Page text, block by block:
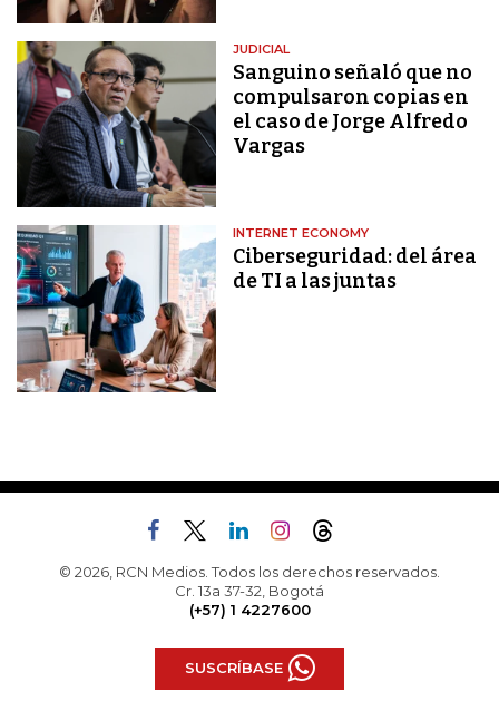
JUDICIAL
Sanguino señaló que no
compulsaron copias en
el caso de Jorge Alfredo
Vargas
INTERNET ECONOMY
Ciberseguridad: del área
de TI a las juntas
© 2026, RCN Medios. Todos los derechos reservados.
Cr. 13a 37-32, Bogotá
(+57) 1 4227600
SUSCRÍBASE